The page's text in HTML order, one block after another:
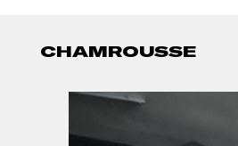
CHAMROUSSE
PHOTO
Afficher
en